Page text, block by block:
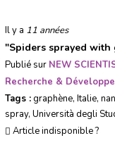
Il y a 11 années
"Spiders sprayed
Publié sur NEW
Recherche &
Tags :graphène, Italie,
spray, Università degli
Article indisponible ?